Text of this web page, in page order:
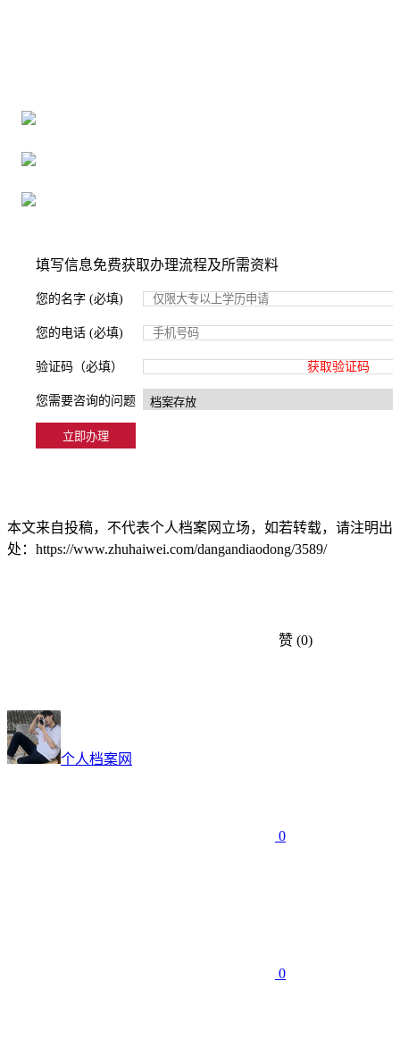
填写信息免费获取办理流程及所需资料
您的名字 (必填)
您的电话 (必填)
验证码（必填） 获取验证码
您需要咨询的问题
本文来自投稿，不代表个人档案网立场，如若转载，请注明出
处：https://www.zhuhaiwei.com/dangandiaodong/3589/
赞 (0)
个人档案网
0
0